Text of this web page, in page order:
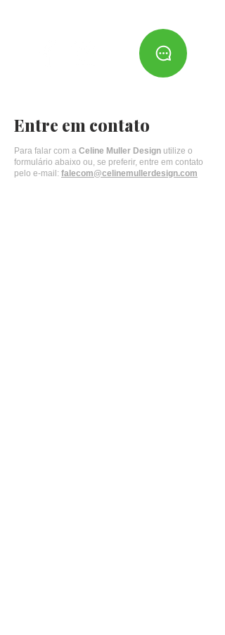
Entre em contato
Para falar com a Celine Muller Design utilize o
formulário abaixo ou, se preferir, entre em contato
pelo e-mail: falecom@celinemullerdesign.com